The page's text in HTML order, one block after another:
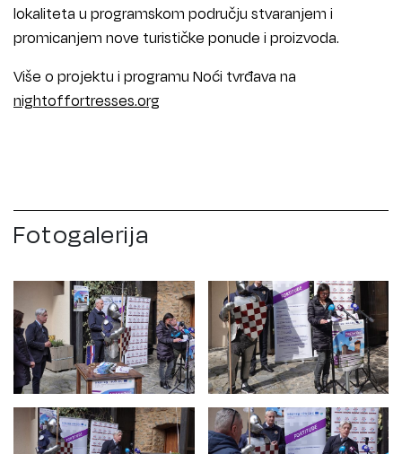
lokaliteta u programskom području stvaranjem i
promicanjem nove turističke ponude i proizvoda.
Više o projektu i programu Noći tvrđava na
nightoffortresses.org
Fotogalerija